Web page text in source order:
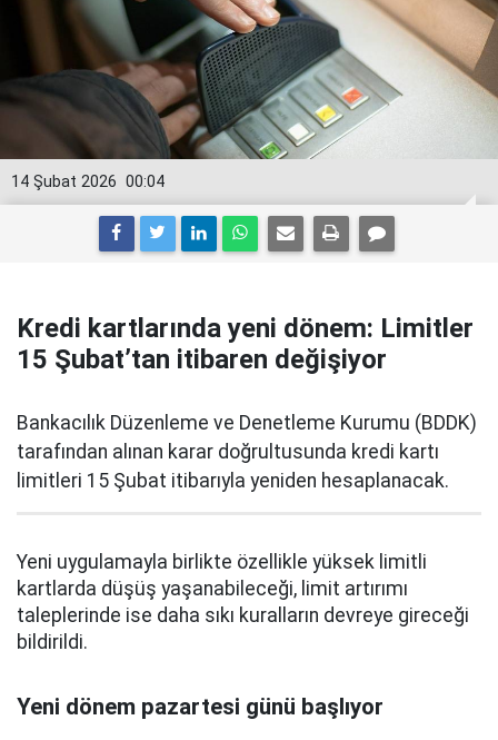
00:04
14 Şubat 2026
Kredi kartlarında yeni dönem: Limitler
15 Şubat’tan itibaren değişiyor
Bankacılık Düzenleme ve Denetleme Kurumu (BDDK)
tarafından alınan karar doğrultusunda kredi kartı
limitleri 15 Şubat itibarıyla yeniden hesaplanacak.
Yeni uygulamayla birlikte özellikle yüksek limitli
kartlarda düşüş yaşanabileceği, limit artırımı
taleplerinde ise daha sıkı kuralların devreye gireceği
bildirildi.
Yeni dönem pazartesi günü başlıyor